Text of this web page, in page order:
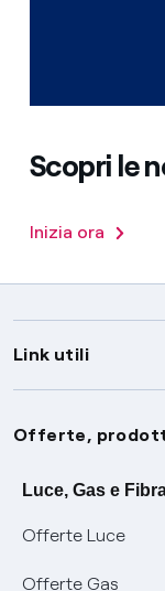
Scopri le
Inizia ora
Link utili
Assistenza
Avvisi
SOS luce e gas
Conciliazioni e
Servizi
Offerte,
Luce, Gas e
Offerte Luce
Offerte Gas